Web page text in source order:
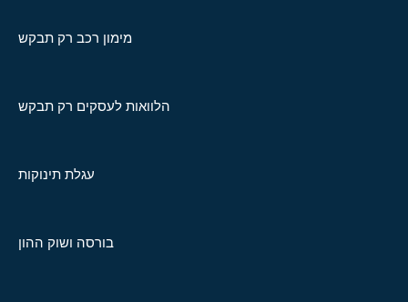
מימון רכב רק תבקש
הלוואות לעסקים רק תבקש
עגלת תינוקות
בורסה ושוק ההון